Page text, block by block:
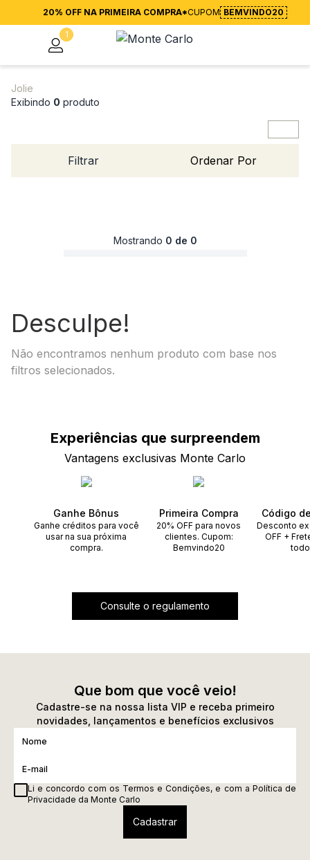
20% OFF NA PRIMEIRA COMPRA*CUPOM BEMVINDO20
1
Jolie
Exibindo 0 produto
Filtrar Ordenar Por
Mostrando 0 de 0
Desculpe!
Não encontramos nenhum produto com base nos
filtros selecionados.
Experiências que surpreendem
Vantagens exclusivas Monte Carlo
Ganhe Bônus
Ganhe créditos para você
usar na sua próxima
compra.
Primeira Compra
20% OFF para novos
clientes. Cupom:
Bemvindo20
Código
Desconto
OFF +
Consulte o regulamento
Que bom que você veio!
Cadastre-se na nossa lista VIP e receba primeiro
novidades, lançamentos e benefícios exclusivos
Li e concordo com os Termos e Condições, e com a Política de
Privacidade da Monte Carlo